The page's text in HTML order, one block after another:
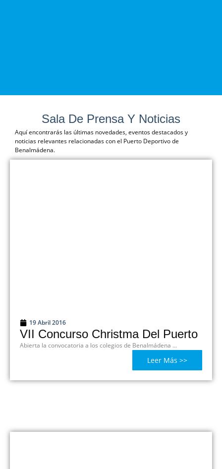
Sala De Prensa Y Noticias
Aquí encontrarás las últimas novedades, eventos destacados y
noticias relevantes relacionadas con el Puerto Deportivo de
Benalmádena.
19 Abril 2016
VII Concurso Christma Del Puerto
Abierta la convocatoria a los colegios de Benalmádena ...
Leer Más >>